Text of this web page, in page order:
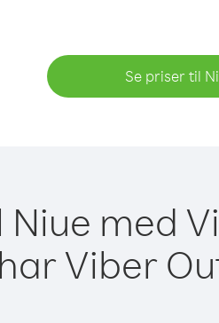
Se priser til
med
Viber